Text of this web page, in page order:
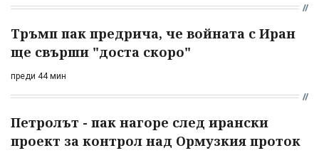
Тръмп пак предрича, че войната с Иран
ще свърши "доста скоро"
преди 44 мин
Петролът - пак нагоре след ирански
проект за контрол над Ормузкия проток